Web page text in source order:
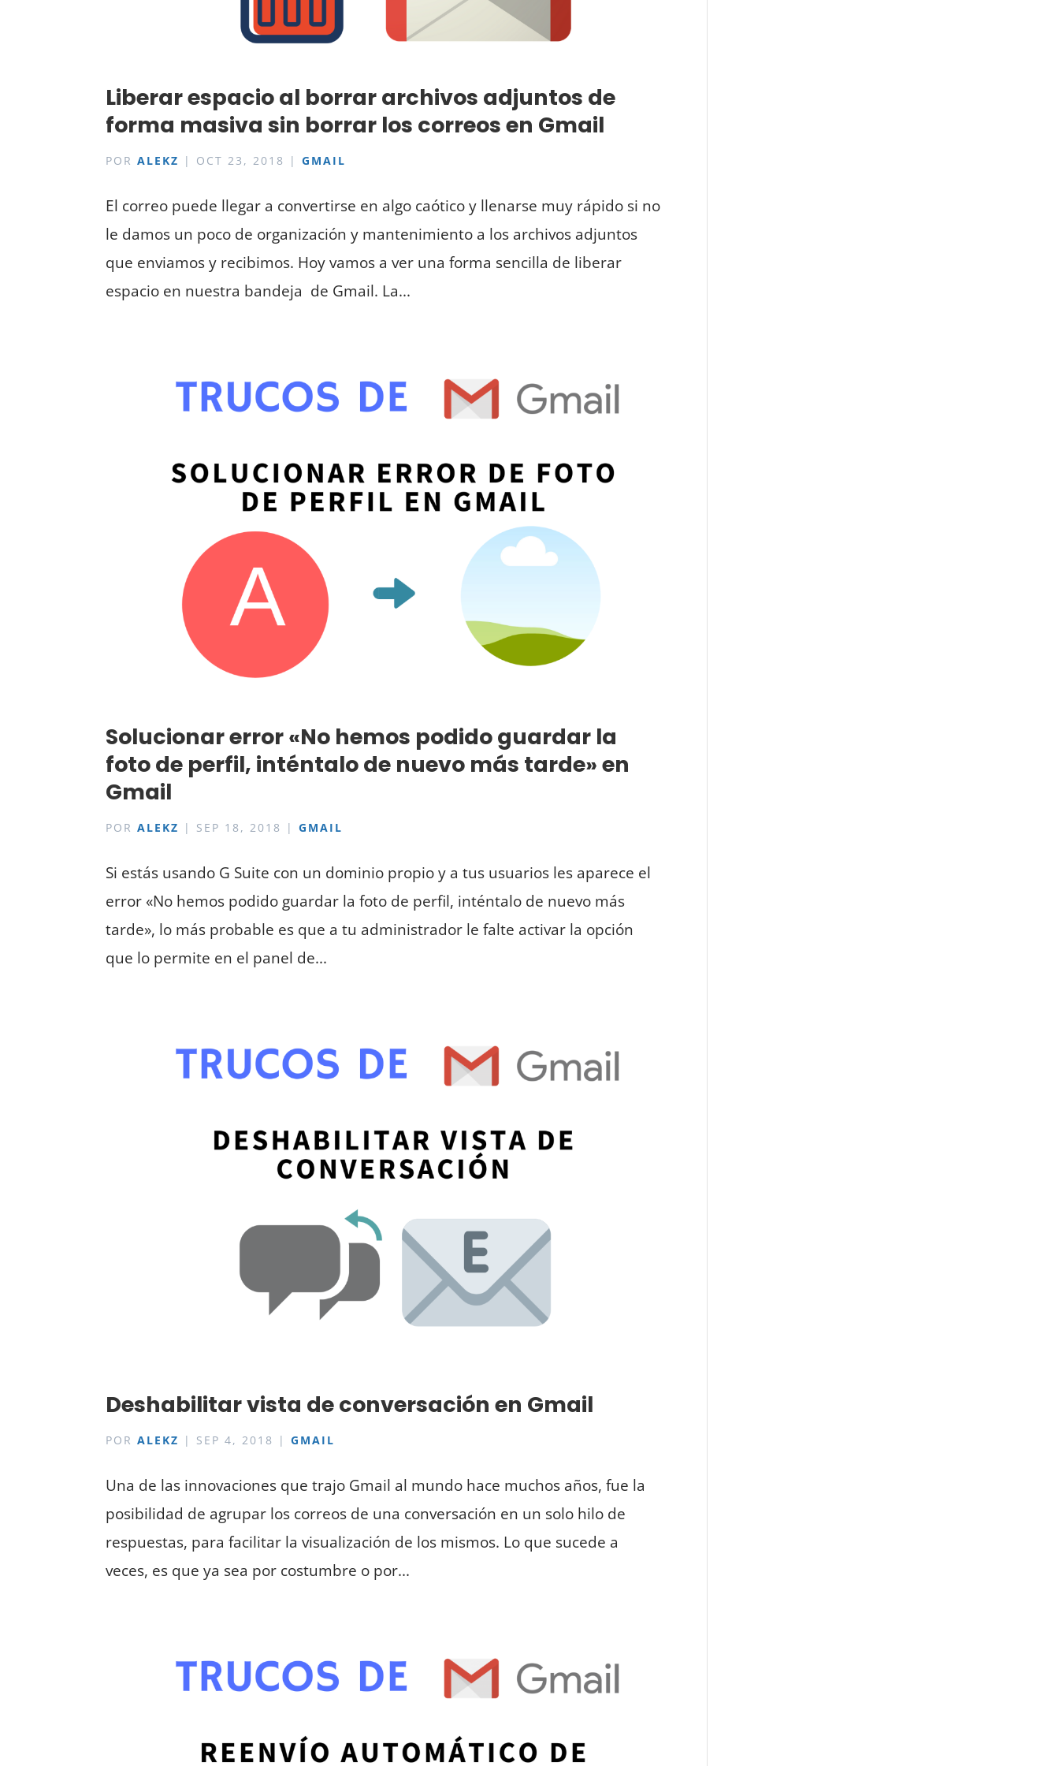
Liberar espacio al borrar archivos adjuntos de
forma masiva sin borrar los correos en Gmail
PORALEKZ | OCT 23, 2018 |GMAIL
El correo puede llegar a convertirse en algo caótico y llenarse muy rápido si no
le damos un poco de organización y mantenimiento a los archivos adjuntos
que enviamos y recibimos. Hoy vamos a ver una forma sencilla de liberar
espacio en nuestra bandeja de Gmail. La...
Solucionar error «No hemos podido guardar la
foto de perfil, inténtalo de nuevo más tarde» en
Gmail
PORALEKZ | SEP 18, 2018 |GMAIL
Si estás usando G Suite con un dominio propio y a tus usuarios les aparece el
error «No hemos podido guardar la foto de perfil, inténtalo de nuevo más
tarde», lo más probable es que a tu administrador le falte activar la opción
que lo permite en el panel de...
Deshabilitar vista de conversación en Gmail
PORALEKZ | SEP 4, 2018 |GMAIL
Una de las innovaciones que trajo Gmail al mundo hace muchos años, fue la
posibilidad de agrupar los correos de una conversación en un solo hilo de
respuestas, para facilitar la visualización de los mismos. Lo que sucede a
veces, es que ya sea por costumbre o por...